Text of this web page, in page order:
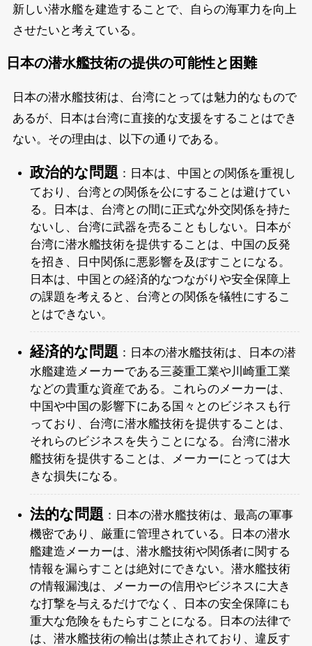
新しい潜水艦を建造することで、自らの海軍力を向上
させたいと考えている。
日本の潜水艦技術の提供の可能性と困難
日本の潜水艦技術は、台湾にとっては魅力的なもので
あるが、日本は台湾に直接的な支援をすることはでき
ない。その理由は、以下の通りである。
政治的な問題 ：日本は、中国との関係を重視し
ており、台湾との関係を公にすることは避けてい
る。日本は、台湾との間に正式な外交関係を持た
ないし、台湾に武器を売ることもしない。日本が
台湾に潜水艦技術を提供することは、中国の反発
を招き、日中関係に悪影響を及ぼすことになる。
日本は、中国との経済的なつながりや安全保障上
の課題を考えると、台湾との関係を犠牲にするこ
とはできない。
経済的な問題 ：日本の潜水艦技術は、日本の潜
水艦建造メーカーである三菱重工業や川崎重工業
などの貴重な資産である。これらのメーカーは、
中国や中国の影響下にある国々とのビジネスも行
っており、台湾に潜水艦技術を提供することは、
それらのビジネスを失うことになる。台湾に潜水
艦技術を提供することは、メーカーにとっては大
きな損失になる。
法的な問題 ：日本の潜水艦技術は、最高の軍事
機密であり、厳重に管理されている。日本の潜水
艦建造メーカーは、潜水艦技術や関係者に関する
情報を漏らすことは絶対にできない。潜水艦技術
の情報漏洩は、メーカーの信用やビジネスに大き
な打撃を与えるだけでなく、日本の安全保障にも
重大な危険をもたらすことになる。日本の法律で
は、潜水艦技術の輸出は禁止されており、違反す